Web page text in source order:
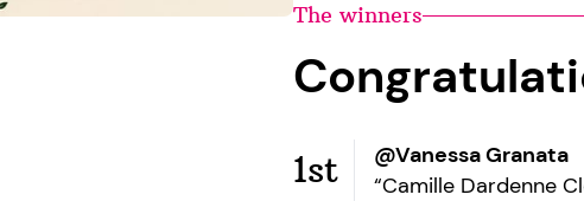
The winners
1st
@Vanessa Granata
“Camille Dardenne